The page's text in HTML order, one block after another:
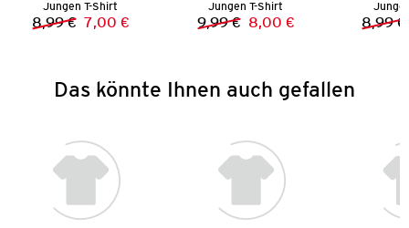
Jungen T-Shirt
Vorheriger Preis:
8,99 € Neuer Preis:
7,00 €
Jungen T-Shirt
Vorheriger Preis:
9,99 € Neuer Preis:
8,00 € 8,99 €
Das könnte Ihnen auch gefallen